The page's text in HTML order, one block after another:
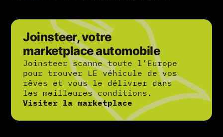
Joinsteer, votre
marketplace automobile
Joinsteer scanne toute l’Europe
pour trouver LE véhicule de vos
rêves et vous le délivrer dans
les meilleures conditions.
Visiter la marketplace